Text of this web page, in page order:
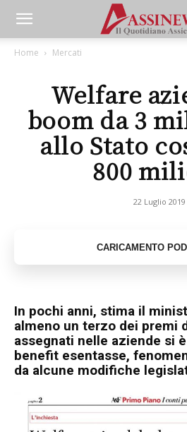
Home Mercati
Welfare
boom da 3
allo Stato
800
22 Luglio 2019
In pochi anni, stima il
almeno un terzo dei premi
assegnati nelle aziende si
benefit esentasse,
da alcune modifiche